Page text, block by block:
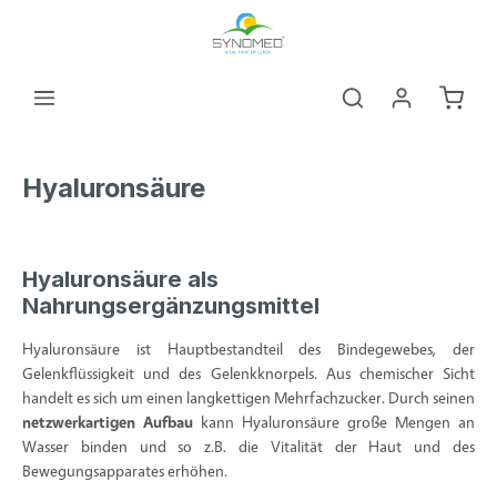
Hyaluronsäure
Hyaluronsäure als
Nahrungsergänzungsmittel
Hyaluronsäure ist Hauptbestandteil des Bindegewebes, der
Gelenkflüssigkeit und des Gelenkknorpels. Aus chemischer Sicht
handelt es sich um einen langkettigen Mehrfachzucker. Durch seinen
netzwerkartigen Aufbau kann Hyaluronsäure große Mengen an
Wasser binden und so z.B. die Vitalität der Haut und des
Bewegungsapparates erhöhen.